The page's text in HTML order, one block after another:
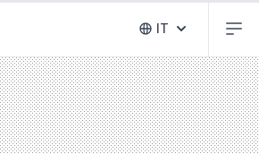
de destinos
Abrir selector
IT